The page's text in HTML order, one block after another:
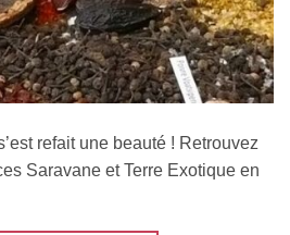
refait une beauté ! Retrouvez
Saravane et Terre Exotique en